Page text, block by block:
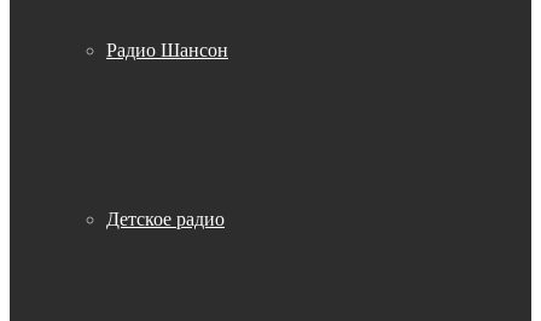
Радио Шансон
Детское радио